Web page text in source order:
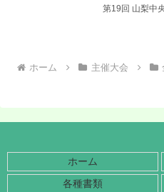
第19回 山梨中
ホーム 主催大会
ホーム
各種書類